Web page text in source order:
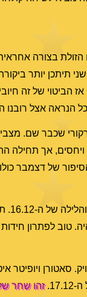
בצורה
תיתכן יותר
הביטוי של זה
שכבר שם.
ויחסים, אך
של דצמבר
טוב לפתרון
סאטורן
זהו שחר